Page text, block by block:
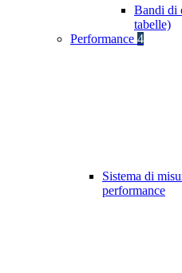
Bandi di
tabelle)
Performance 4
Sistema di
performance